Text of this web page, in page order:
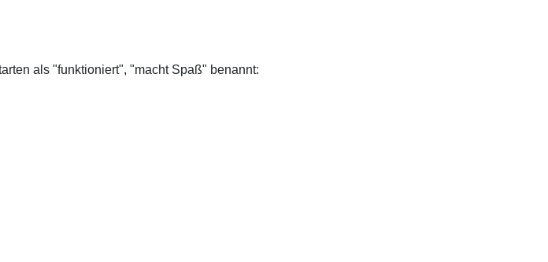
als "funktioniert", "macht Spaß" benannt: